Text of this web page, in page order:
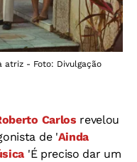
atriz - Foto: Divulgação
Carlos revelou
de 'Ainda
'É preciso dar um